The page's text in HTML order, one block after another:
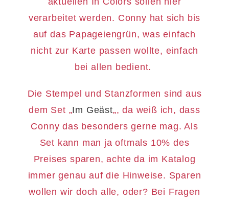
verarbeitet werden. Conny hat sich bis
auf das Papageiengrün, was einfach
nicht zur Karte passen wollte, einfach
bei allen bedient.
Die Stempel und Stanzformen sind aus
dem Set „Im Geäst„, da weiß ich, dass
Conny das besonders gerne mag. Als
Set kann man ja oftmals 10% des
Preises sparen, achte da im Katalog
immer genau auf die Hinweise. Sparen
wollen wir doch alle, oder? Bei Fragen